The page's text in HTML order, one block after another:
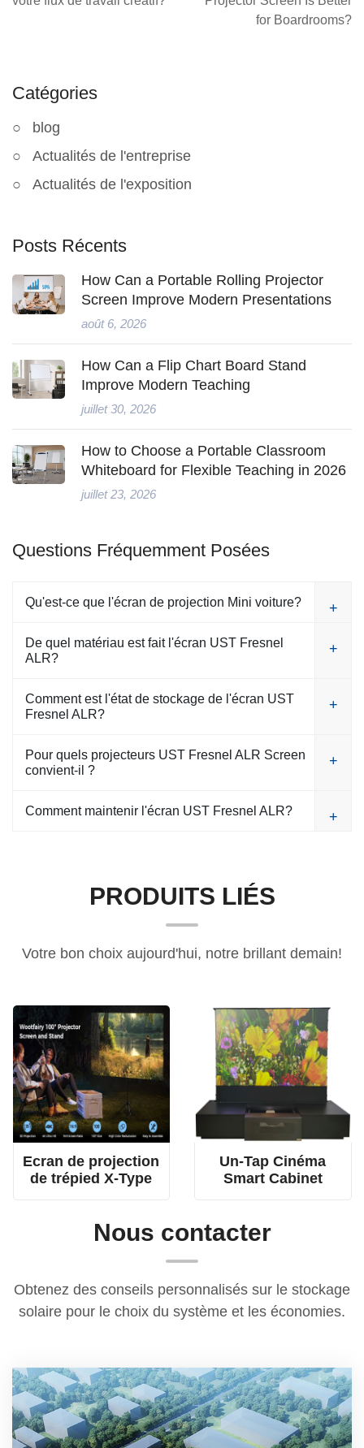
for Boardrooms?
Catégories
blog
Actualités de l'entreprise
Actualités de l'exposition
Posts Récents
How Can a Portable Rolling Projector
Screen Improve Modern Presentations
août 6, 2026
How Can a Flip Chart Board Stand
Improve Modern Teaching
juillet 30, 2026
How to Choose a Portable Classroom
Whiteboard for Flexible Teaching in 2026
juillet 23, 2026
Questions Fréquemment Posées
Qu'est-ce que l'écran de projection Mini voiture?
De quel matériau est fait l'écran UST Fresnel
ALR?
Comment est l'état de stockage de l'écran UST
Fresnel ALR?
Pour quels projecteurs UST Fresnel ALR Screen
convient-il ?
Comment maintenir l'écran UST Fresnel ALR?
PRODUITS LIÉS
Votre bon choix aujourd'hui, notre brillant demain!
Ecran de projection
de trépied X-Type
Un-Tap Cinéma
Smart Cabinet
Nous contacter
Obtenez des conseils personnalisés sur le stockage
solaire pour le choix du système et les économies.